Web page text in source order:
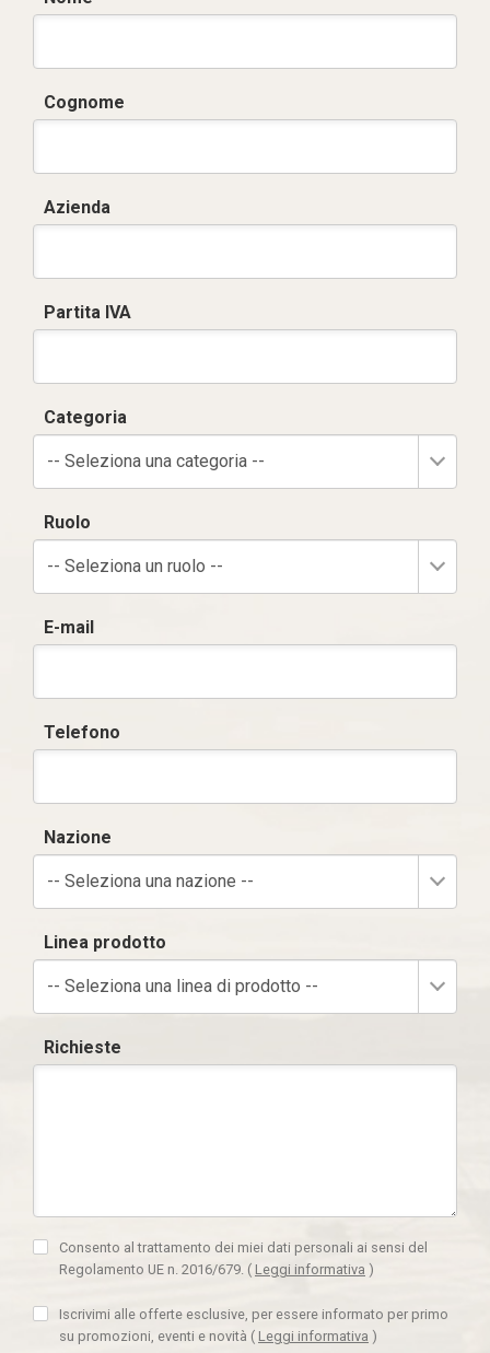
Cognome
Azienda
Partita IVA
Categoria
-- Seleziona una categoria --
Ruolo
-- Seleziona un ruolo --
E-mail
Telefono
Nazione
-- Seleziona una nazione --
Linea prodotto
-- Seleziona una linea di prodotto --
Richieste
Consento al trattamento dei miei dati personali ai sensi del
Regolamento UE n. 2016/679. ( Leggi informativa )
Iscrivimi alle offerte esclusive, per essere informato per primo
su promozioni, eventi e novità ( Leggi informativa )